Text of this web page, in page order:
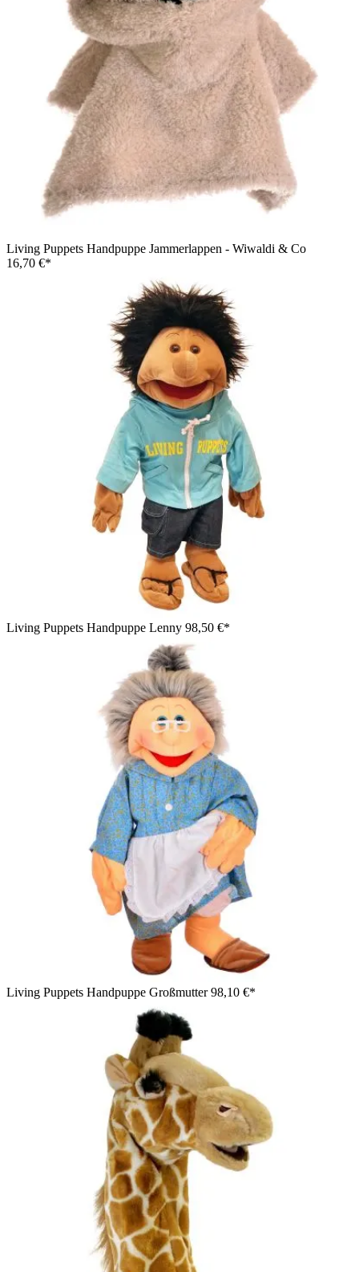
Living Puppets Handpuppe Jammerlappen - Wiwaldi & Co
16,70 €*
Living Puppets Handpuppe Lenny 98,50 €*
Living Puppets Handpuppe Großmutter98,10 €*